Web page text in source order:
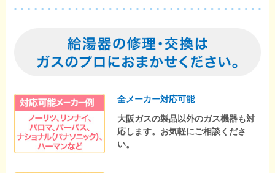
全メーカー対応可能
大阪ガスの製品以外のガス機器も対
応します。お気軽にご相談くださ
い。